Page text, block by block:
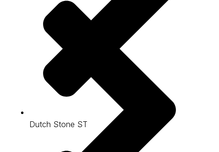
Dutch Stone ST